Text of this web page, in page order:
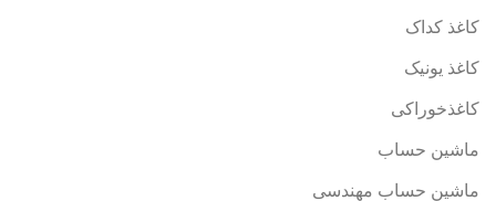
کاغذ کداک
کاغذ یونیک
کاغذخوراکی
ماشین حساب
ماشین حساب مهندسی